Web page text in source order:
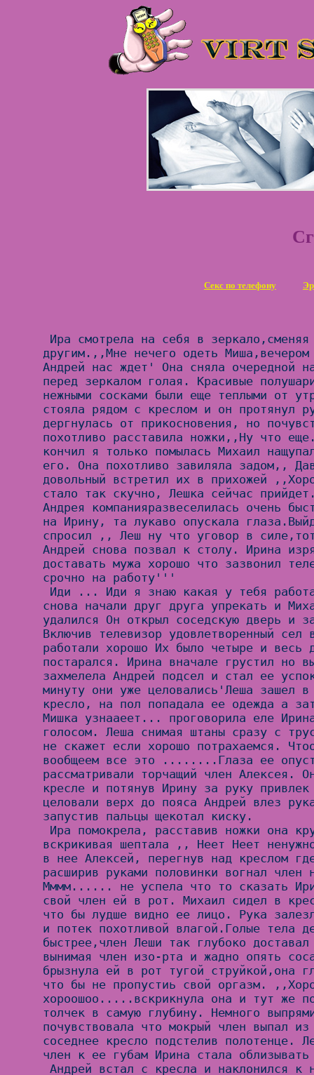
Секс по телефону
другим.,,Мне нечего одеть
Андрей нас ждет' Она сняла очередной
перед зеркалом голая. Красивые
нежными сосками были еще теплыми от
стояла рядом с креслом и он протянул
дергнулась от прикосновения, но
похотливо расставила ножки,,Ну что
кончил я только помылась Михаил
его. Она похотливо завиляла задом,,
довольный встретил их в прихожей
стало так скучно, Лешка сейчас
Андрея компанияразвеселилась очень
на Ирину, та лукаво опускала
спросил ,, Леш ну что уговор в
Андрей снова позвал к столу. Ирина
доставать мужа хорошо что зазвонил
срочно на работу'''
снова начали друг друга упрекать и
удалился Он открыл соседскую дверь и
Включив телевизор удовлетворенный сел
работали хорошо Их было четыре и весь
постарался. Ирина вначале грустил но
захмелела Андрей подсел и стал ее
минуту они уже целовались'Леша зашел
кресло, на пол попадала ее одежда а
Мишка узнааеет... проговорила еле
голосом. Леша снимая штаны сразу с
не скажет если хорошо потрахаемся.
вообщеем все это ........Глаза ее
рассматривали торчащий член Алексея.
кресле и потянув Ирину за руку
целовали верх до пояса Андрей влез
запустив пальцы щекотал киску.
вскрикивая шептала ,, Неет Неет
в нее Алексей, перегнув над креслом
расширив руками половинки вогнал член
Мммм...... не успела что то сказать
свой член ей в рот. Михаил сидел в
что бы лудше видно ее лицо. Рука
и потек похотливой влагой.Голые тела
быстрее,член Леши так глубоко
вынимая член изо-рта и жадно опять
брызнула ей в рот тугой струйкой,она
что бы не пропустиь свой оргазм.
хороошоо.....вскрикнула она и тут же
толчек в самую глубину. Немного
почувствовала что мокрый член выпал
соседнее кресло подстелив полотенце.
член к ее губам Ирина стала